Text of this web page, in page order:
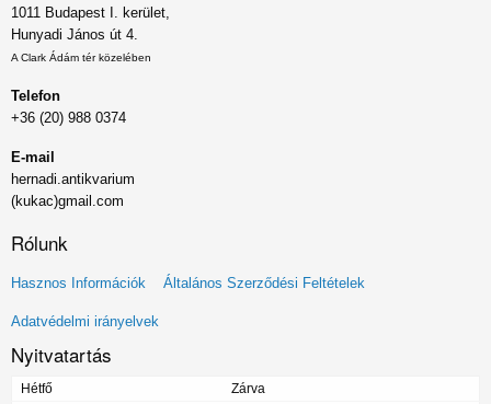
1011 Budapest I. kerület,
Hunyadi János út 4.
A Clark Ádám tér közelében
Telefon
+36 (20) 988 0374
E-mail
hernadi.antikvarium
(kukac)gmail.com
Rólunk
Lábléc
menü
Hasznos Információk Általános Szerződési Feltételek
Adatvédelmi irányelvek
Nyitvatartás
Hétfő
Zárva